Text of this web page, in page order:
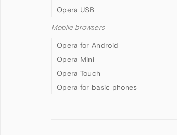
Opera USB
Mobile browsers
Opera for Android
Opera Mini
Opera Touch
Opera for basic phones